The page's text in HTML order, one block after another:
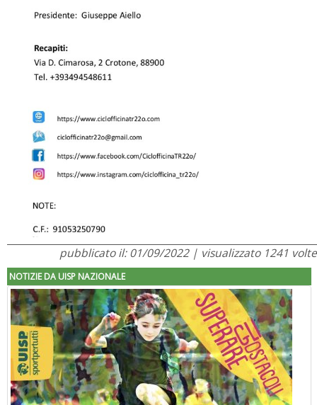
pubblicato il: 01/09/2022 | visualizzato 1241 volte
NOTIZIE DA UISP NAZIONALE